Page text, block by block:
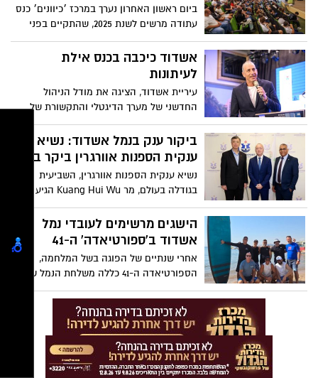
ביום ראשון האחרון נערך במרכז ׳כיוונים׳ כנס
עתודה מרשים לשנת 2025, שהתקיים בפני
כ-300 משתתפים, תלמידי כיתות י”א-י”ב
מבתי הספר התיכוניים בעיר והוריהם. הכנס
הוקדש להצגת מסלולי הלימוד ותהליך
צה”ל והוא מהווה חלק ממערך עירוני מתמשך
לעידוד מצוינות אקדמית ותרומה למדינה
אשדוד כיכבה בכנס אילת
לעיתונות
עיריית אשדוד, הציגה את מודל הניהול
החדשני של מערך הדיגטלי והתקשורת של
אירועי קיץ באשדוד שאגף האירועים בעיריית
אשדוד מוביל: שילוב בין אסטרטגיה
תקשורתית חכמה, ניהול דיגיטלי רחב, שפה
גרפית אחידה והפקת 186 אירועי קיץ, רובם
ללא תשלום לציבור
ביקור ענק בנמל אשדוד: נשיא
ענקית הספנות אוורגרין ביקר בנמל
נשיא ענקית הספנות אוורגרין, השביעית
בגודלה בעולם, מר Kuang Hui Wu הגיע יחד
עם בכירים נוספים מהחברה, לביקור בנמל
אשדוד במטרה לחזק את הקשרים בין
החברות ולהגדיל משמעותית את היקפי
הישגים מרשימים לעובדי נמל
אשדוד ב'ספורטיאדה' ה-41
אחרי שנתיים של הפוגה בשל המלחמה,
עובדים ועובדות, אשר התחרו ב-9 ענפי
ספורט: כדורשת נשים, קטרגל, כדורסל, סאפ,
אופניים, קליעה למטרה, טניס שולחן וטניס
מגרש